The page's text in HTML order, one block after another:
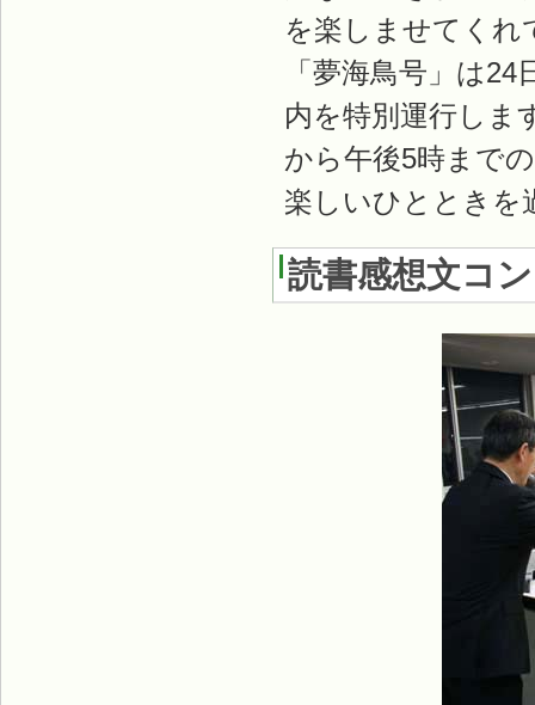
を楽しませてくれ
「夢海鳥号」は
内を特別運行しま
から午後5時まで
楽しいひとときを
読書感想文コ